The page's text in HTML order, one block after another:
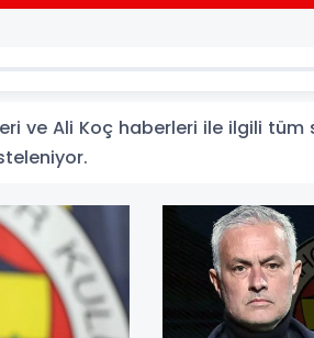
ve Ali Koç haberleri ile ilgili